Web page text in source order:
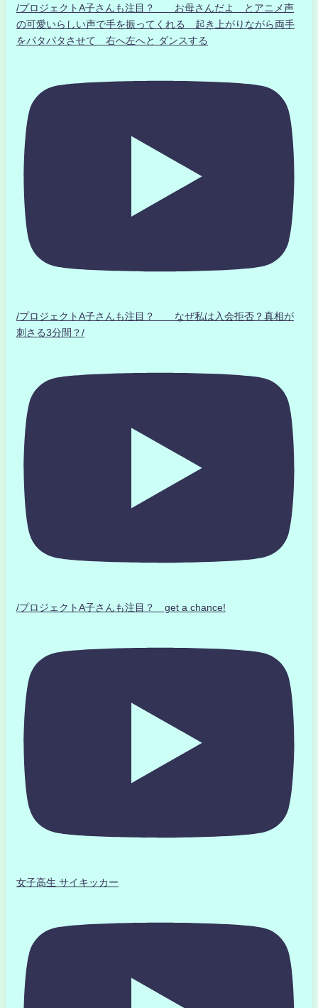
/プロジェクトA子さんも注目？ お母さんだよ とアニメ声
の可愛いらしい声で手を振ってくれる 起き上がりながら両手
をパタパタさせて 右へ左へと ダンスする
/プロジェクトA子さんも注目？ なぜ私は入会拒否？真相が
刺さる3分間？/
/プロジェクトA子さんも注目？ get a chance!
女子高生 サイキッカー